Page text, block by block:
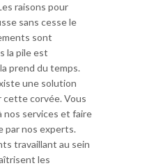
raisons pour
sans cesse le
sont
la pile est
prend du temps.
une solution
cette corvée. Vous
nos services et faire
par nos experts.
travaillant au sein
les